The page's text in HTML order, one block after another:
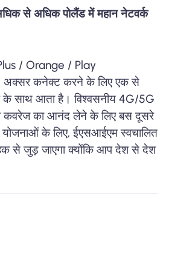
से अधिक पोलैंड में महान नेटवर्क
/ Orange / Play
अक्सर कनेक्ट करने के लिए एक से
के साथ आता है। विश्वसनीय 4G/5G
कवरेज का आनंद लेने के लिए बस दूसरे
के लिए, ईएसआईएम स्वचालित
से जुड़ जाएगा क्योंकि आप देश से देश